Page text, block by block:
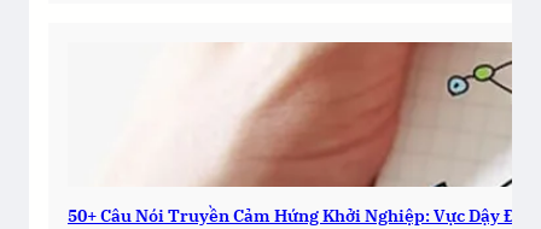
50+ Câu Nói Truyền Cảm Hứng Khởi Nghiệp: Vực Dậy